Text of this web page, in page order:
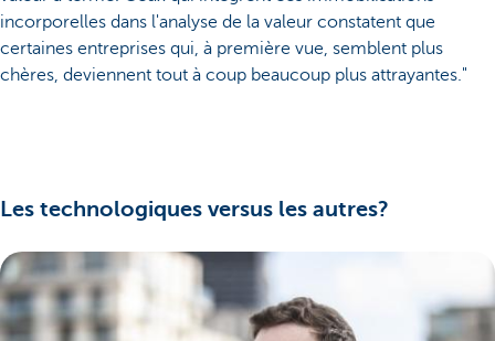
incorporelles dans l'analyse de la valeur constatent que
certaines entreprises qui, à première vue, semblent plus
chères, deviennent tout à coup beaucoup plus attrayantes."
Les technologiques versus les autres?